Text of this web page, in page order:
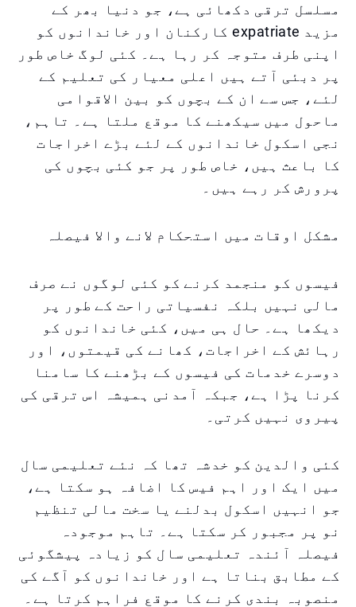
مسلسل ترقی دکھائی ہے، جو دنیا بھر کے
مزید expatriate کارکنان اور خاندانوں کو
اپنی طرف متوجہ کر رہا ہے۔ کئی لوگ خاص طور
پر دبئی آتے ہیں اعلی معیار کی تعلیم کے
لئے، جس سے ان کے بچوں کو بین الاقوامی
ماحول میں سیکھنے کا موقع ملتا ہے۔ تاہم،
نجی اسکول خاندانوں کے لئے بڑے اخراجات
کا باعث ہیں، خاص طور پر جو کئی بچوں کی
پرورش کر رہے ہیں۔
مشکل اوقات میں استحکام لانے والا فیصلہ
فیسوں کو منجمد کرنے کو کئی لوگوں نے صرف
مالی نہیں بلکہ نفسیاتی راحت کے طور پر
دیکھا ہے۔ حال ہی میں، کئی خاندانوں کو
رہائش کے اخراجات، کھانے کی قیمتوں، اور
دوسرے خدمات کی فیسوں کے بڑھنے کا سامنا
کرنا پڑا ہے، جبکہ آمدنی ہمیشہ اس ترقی کی
پیروی نہیں کرتی۔
کئی والدین کو خدشہ تھا کہ نئے تعلیمی سال
میں ایک اور اہم فیس کا اضافہ ہو سکتا ہے،
جو انہیں اسکول بدلنے یا سخت مالی تنظیم
نو پر مجبور کر سکتا ہے۔ تاہم موجودہ
فیصلہ آئندہ تعلیمی سال کو زیادہ پیشگوئی
کے مطابق بناتا ہے اور خاندانوں کو آگے کی
منصوبہ بندی کرنے کا موقع فراہم کرتا ہے۔